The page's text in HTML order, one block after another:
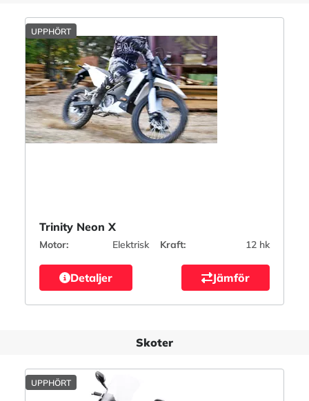
UPPHÖRT
Trinity Neon X
Motor: Elektrisk Kraft: 12 hk
Detaljer Jämför
Skoter
UPPHÖRT